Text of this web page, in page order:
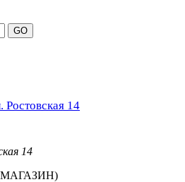
GO
Ростовская 14
14
(МАГАЗИН)